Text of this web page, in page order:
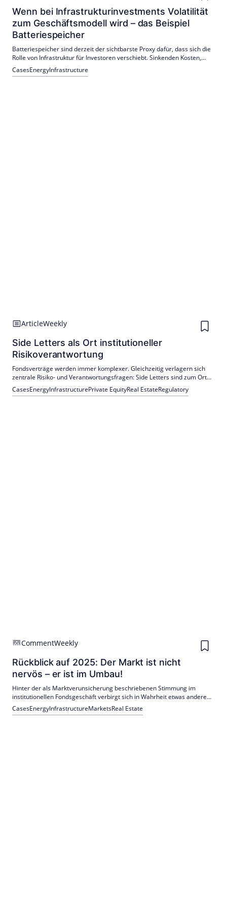
Wenn bei Infrastrukturinvestments Volatilität
zum Geschäftsmodell wird – das Beispiel
Batteriespeicher
Batteriespeicher sind derzeit der sichtbarste Proxy dafür, dass sich die
Rolle von Infrastruktur für Investoren verschiebt. Sinkenden Kosten,
steigende Stromnachfrage und volatile Energiemärkte verstärken
diese Entwicklung.
CasesEnergyInfrastructure
ArticleWeekly
Side Letters als Ort institutioneller
Risikoverantwortung
Fondsverträge werden immer komplexer. Gleichzeitig verlagern sich
zentrale Risiko- und Verantwortungsfragen: Side Letters sind zum Ort
geworden, an dem institutionelle Anleger versuchen, Verantwortung
dort zu verankern, wo sie im Vertragswerk nicht mehr eindeutig
CasesEnergyInfrastructurePrivate EquityReal EstateRegulatory
CommentWeekly
Rückblick auf 2025: Der Markt ist nicht
nervös – er ist im Umbau!
Hinter der als Marktverunsicherung beschriebenen Stimmung im
institutionellen Fondsgeschäft verbirgt sich in Wahrheit etwas anderes:
das Aufräumen mit Übergangslösungen.
CasesEnergyInfrastructureMarketsReal Estate